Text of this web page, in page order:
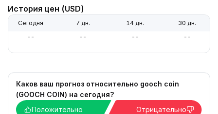
История цен (USD)
Сегодня 7 дн. 14 дн. 30 дн.
-- -- -- --
Каков ваш прогноз относительно gooch coin
(GOOCH COIN) на сегодня?
Положительно
Отрицательно